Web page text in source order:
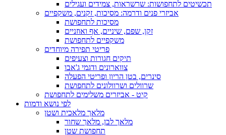
תכשיטים לתחפושות: שרשראות, צמידים ועגילים
אביזרי פנים ודרמה: מסיכות, זקנים, משקפיים
מסיכות לתחפושת
זקן, שפם, שיניים, אף ואוזניים
משקפיים לתחפושת
פריטי תפירה מיוחדים
תיקים חגורות וצעיפים
צווארונים ודגמי ג'אבו
סינרים, בטן הריון ופריטי הפעלה
שרוולים ושרוולונים לתחפושת
קיט - אביזרים משלימים לתחפושת
לפי נושא ודמות
מלאך מלאכית ושטן
מלאך לבן, מלאך שחור
תחפושת שטן